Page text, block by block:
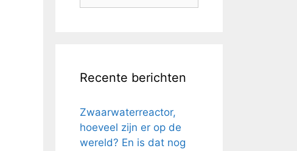
Recente berichten
Zwaarwaterreactor,
hoeveel zijn er op de
wereld? En is dat nog